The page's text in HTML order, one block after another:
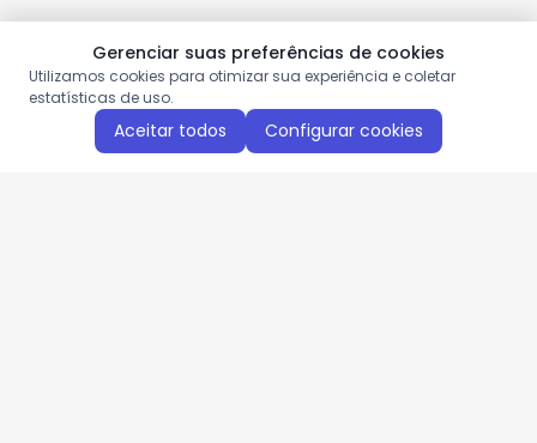
Gerenciar suas preferências de cookies
Utilizamos cookies para otimizar sua experiência e coletar
estatísticas de uso.
Aceitar todos Configurar cookies